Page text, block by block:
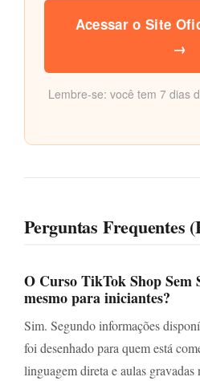
Acessar o Site
→
Lembre-se: você tem 7 dias
Perguntas Frequentes
O Curso TikTok Shop Sem
mesmo para iniciantes?
Sim. Segundo informações
foi desenhado para quem está
linguagem direta e aulas gravadas